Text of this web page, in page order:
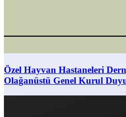
Özel Hayvan Hastaneleri
Olağanüstü Genel Kurul